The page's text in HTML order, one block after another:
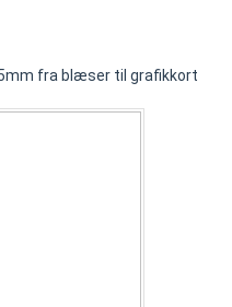
fra blæser til grafikkort